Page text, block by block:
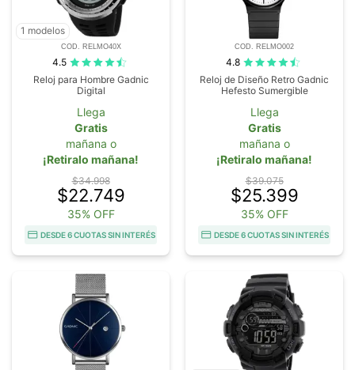
1 modelos
COD. RELMO40X
4.5
Reloj para Hombre Gadnic
Digital
Llega
Gratis
mañana o
¡Retiralo mañana!
$34.998
$22.749
35% OFF
DESDE 6 CUOTAS SIN INTERÉS
COD. RELMO002
4.8
Reloj de Diseño Retro Gadnic
Hefesto Sumergible
Llega
Gratis
mañana o
¡Retiralo mañana!
$39.075
$25.399
35% OFF
DESDE 6 CUOTAS SIN INTERÉS